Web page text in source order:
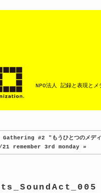
NPO法人 記録と表現とメ
#2 "もうひとつのメディ
remember 3rd monday »